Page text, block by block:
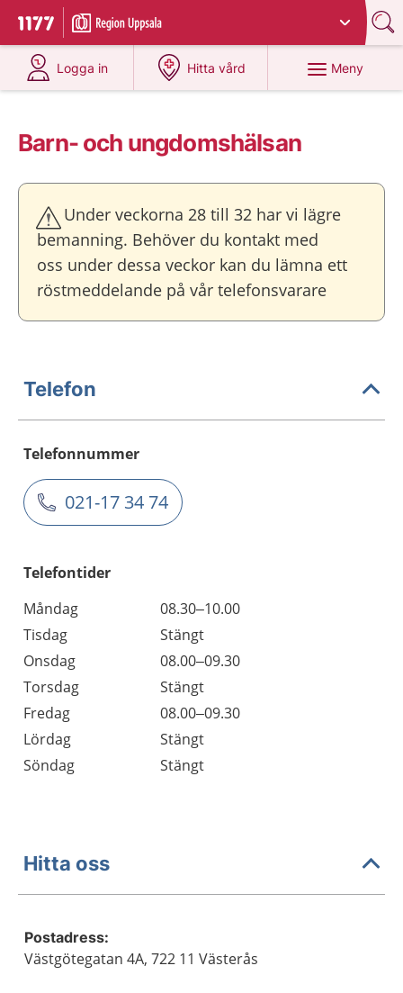
Till startsidan för 1177
Du har valt region
Logga in
på 1177.se
Hitta vård
på 1177.se
Meny
Barn- och ungdomshälsan
Under veckorna 28 till 32 har vi lägre
bemanning. Behöver du kontakt med
oss under dessa veckor kan du lämna ett
röstmeddelande på vår telefonsvarare
Telefon
Telefonnummer
021-17 34 74
Telefontider
Måndag
08.30–10.00
Tisdag
Stängt
Onsdag
08.00–09.30
Torsdag
Stängt
Fredag
08.00–09.30
Lördag
Stängt
Söndag
Stängt
Hitta oss
Postadress:
Västgötegatan 4A, 722 11 Västerås